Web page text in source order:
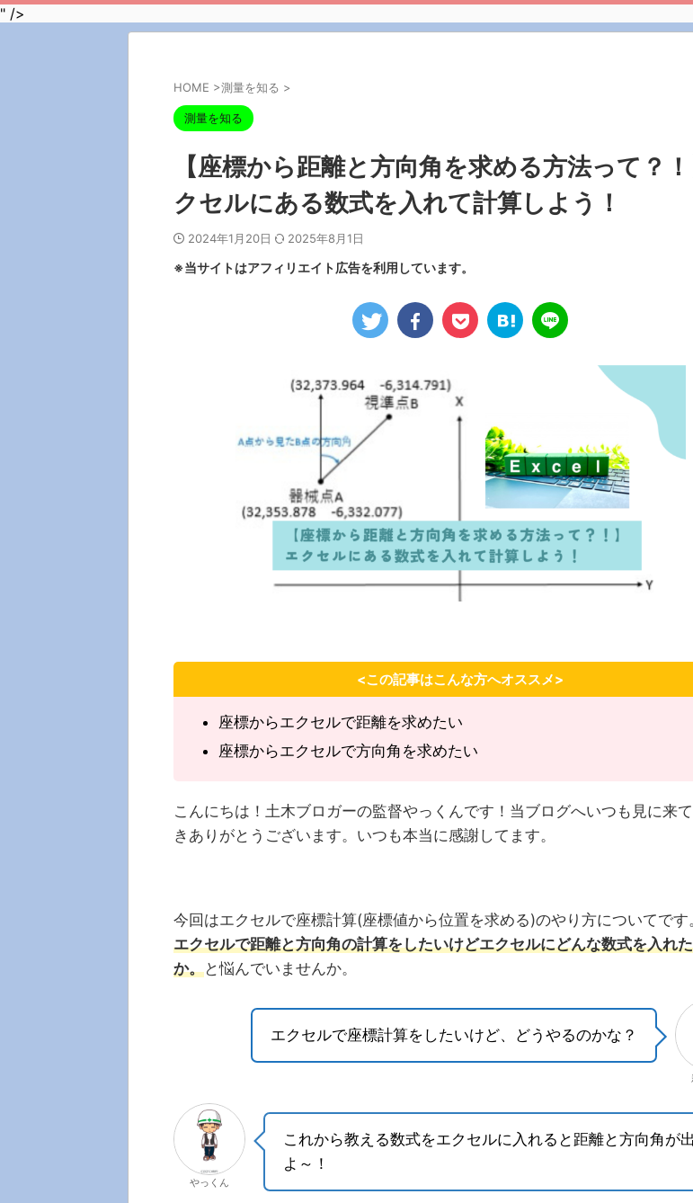
" />
HOME >測量を知る >
測量を知る
【座標から距離と方向角を求める方法って？
クセルにある数式を入れて計算しよう！
2024年1月20日 2025年8月1日
※当サイトはアフィリエイト広告を利用しています。
<この記事はこんな方へオススメ>
座標からエクセルで距離を求めたい
座標からエクセルで方向角を求めたい
こんにちは！土木ブロガーの監督やっくんです！当ブログへいつも見に来
きありがとうございます。いつも本当に感謝してます。
今回はエクセルで座標計算(座標値から位置を求める)のやり方についてです
エクセルで距離と方向角の計算をしたいけどエクセルにどんな数式を入れ
か。と悩んでいませんか。
エクセルで座標計算をしたいけど、どうやるのかな？
やっくん
これから教える数式をエクセルに入れると距離と方向角が
よ～！